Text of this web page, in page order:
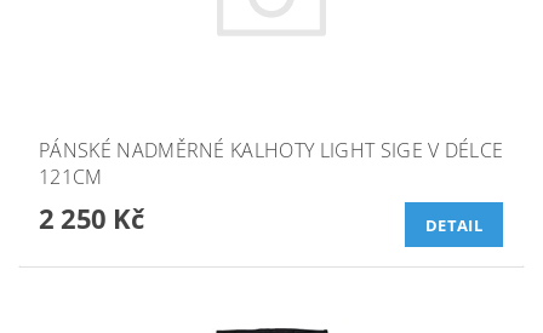
PÁNSKÉ NADMĚRNÉ KALHOTY LIGHT SIGE V DÉLCE
121CM
2 250 Kč DETAIL